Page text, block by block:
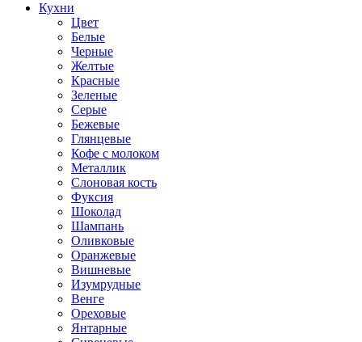
Кухни
Цвет
Белые
Черные
Желтые
Красные
Зеленые
Серые
Бежевые
Глянцевые
Кофе с молоком
Металлик
Слоновая кость
Фуксия
Шоколад
Шампань
Оливковые
Оранжевые
Вишневые
Изумрудные
Венге
Ореховые
Янтарные